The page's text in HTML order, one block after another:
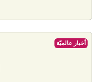
أخبار عالميّة